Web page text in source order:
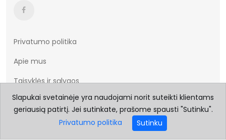
Privatumo politika
Apie mus
Taisyklės ir sąlygos
Prekių pristatymas
Prekių grąžinimas
Slapukai svetainėje yra naudojami norit suteikti klientams
geriausią patirtį. Jei sutinkate, prašome spausti "Sutinku".
Privatumo politika
Sutinku